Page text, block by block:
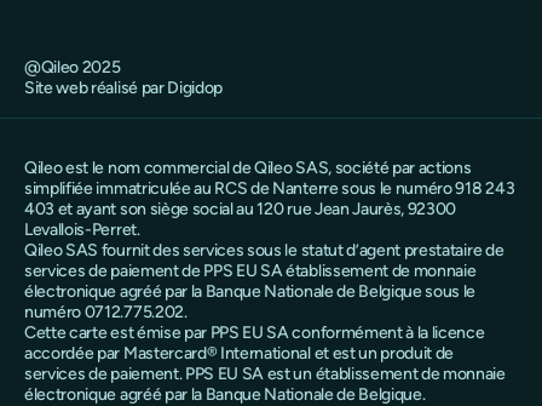
@Qileo 2025
Site web réalisé par Digidop
Qileo est le nom commercial de Qileo SAS, société par actions
simplifiée immatriculée au RCS de Nanterre sous le numéro 918 243
403 et ayant son siège social au 120 rue Jean Jaurès, 92300
Levallois-Perret.
Qileo SAS fournit des services sous le statut d’agent prestataire de
services de paiement de PPS EU SA établissement de monnaie
électronique agréé par la Banque Nationale de Belgique sous le
numéro 0712.775.202.
Cette carte est émise par PPS EU SA conformément à la licence
accordée par Mastercard® International et est un produit de
services de paiement. PPS EU SA est un établissement de monnaie
électronique agréé par la Banque Nationale de Belgique.